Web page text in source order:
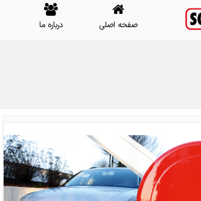
صفحه اصلی درباره ما